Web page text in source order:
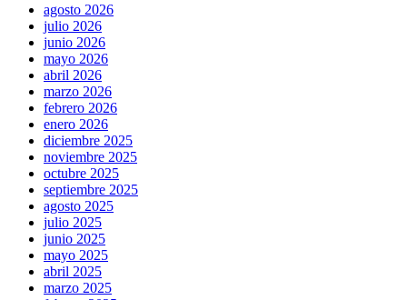
agosto 2026
julio 2026
junio 2026
mayo 2026
abril 2026
marzo 2026
febrero 2026
enero 2026
diciembre 2025
noviembre 2025
octubre 2025
septiembre 2025
agosto 2025
julio 2025
junio 2025
mayo 2025
abril 2025
marzo 2025